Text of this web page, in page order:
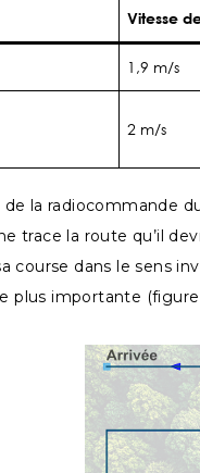
Vitesse
1,9 m/s
2 m/s
de la
trace la route qu’il
dans le sens
plus importante (figure